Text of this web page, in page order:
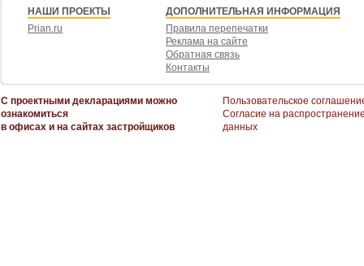
НАШИ ПРОЕКТЫ
Prian.ru
ДОПОЛНИТЕЛЬНАЯ ИНФОРМАЦИЯ
Правила перепечатки
Реклама на сайте
Обратная связь
Контакты
С проектными декларациями можно
ознакомиться
в офисах и на сайтах застройщиков
Пользовательское
Согласие на
данных